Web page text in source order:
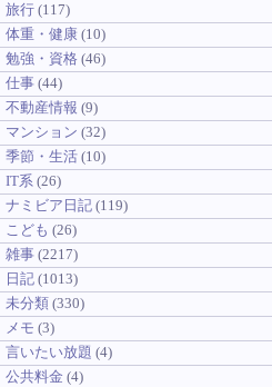
旅行(117)
体重・健康(10)
勉強・資格(46)
仕事(44)
不動産情報 (9)
マンション (32)
季節・生活(10)
IT系(26)
ナミビア日記(119)
こども (26)
雑事(2217)
日記(1013)
未分類(330)
メモ (3)
言いたい放題 (4)
公共料金 (4)